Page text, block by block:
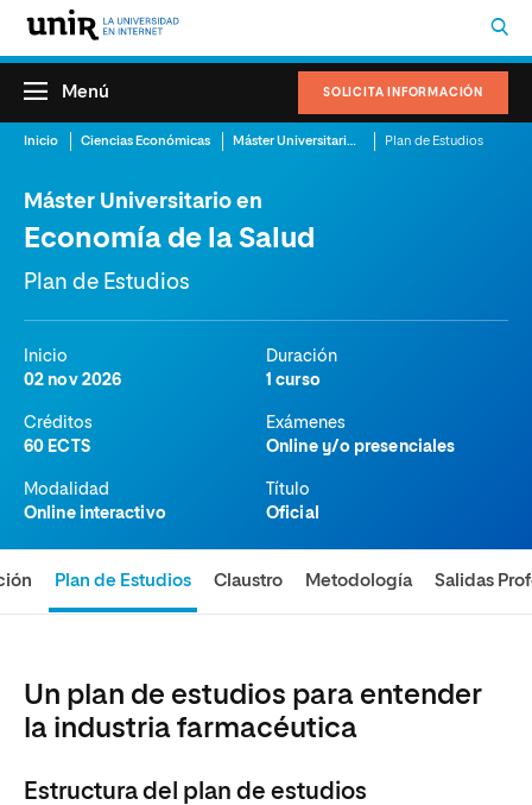
SOLICITA INFORMACIÓN
Menú
Inicio Ciencias Económicas Máster Universitario en Economía de la Salud Plan de Estudios
Máster Universitario en
Economía de la Salud
Plan de Estudios
Inicio
02 nov 2026
Duración
1 curso
Créditos
60 ECTS
Exámenes
Online y/o presenciales
Modalidad
Online interactivo
Título
Oficial
Plan de Estudios Claustro Metodología Salidas
Un plan de estudios para entender
la industria farmacéutica
Estructura del plan de estudios